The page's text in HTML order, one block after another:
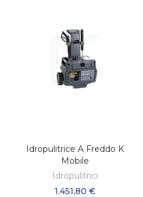
AGGIUNGI AL CARRELLO
Idropulitrice A Freddo K
Mobile
Idropulitrici
1.451,80 €